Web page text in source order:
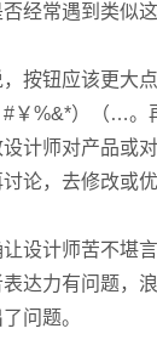
经常遇到类似这
按钮应该更大
￥%&*）（…。
计师对产品或
论，去修改或优
设计师苦不堪
达力有问题，
问题。